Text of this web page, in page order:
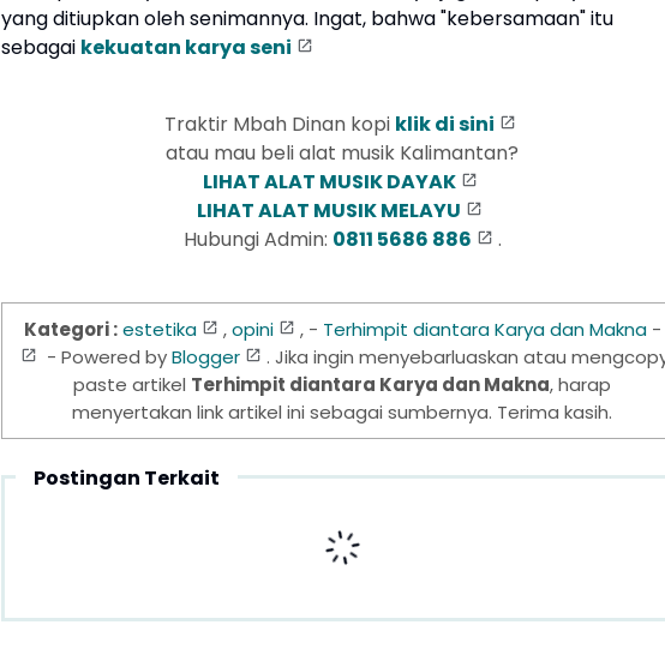
yang ditiupkan oleh senimannya. Ingat, bahwa "kebersamaan" itu
sebagai kekuatan karya seni
Traktir Mbah Dinan kopi klik di sini
atau mau beli alat musik Kalimantan?
LIHAT ALAT MUSIK DAYAK
LIHAT ALAT MUSIK MELAYU
Hubungi Admin: 0811 5686 886 .
Kategori : estetika ,opini , - Terhimpit diantara Karya dan Makna-
- Powered byBlogger
. Jika ingin menyebarluaskan atau
paste artikel Terhimpit diantara Karya dan Makna, harap
menyertakan link artikel ini sebagai sumbernya. Terima kasih.
Postingan Terkait